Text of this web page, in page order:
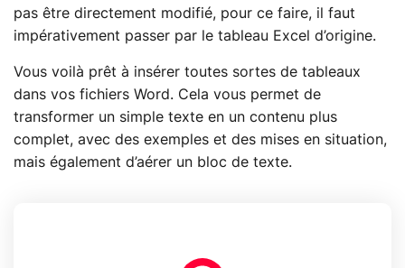
pas être directement modifié, pour ce faire, il faut
impérativement passer par le tableau Excel d’origine.
Vous voilà prêt à insérer toutes sortes de tableaux
dans vos fichiers Word. Cela vous permet de
transformer un simple texte en un contenu plus
complet, avec des exemples et des mises en situation,
mais également d’aérer un bloc de texte.